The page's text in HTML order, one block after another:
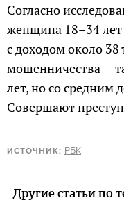
Согласно
женщина 18–34 лет
с доходом около 38
мошенничества —
лет, но со средним
Совершают
ИСТОЧНИК: РБК
Другие статьи по